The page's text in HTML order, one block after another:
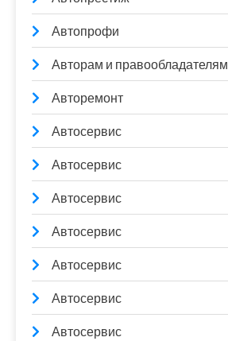
Автопрофи
Авторам и правообладателям
Авторемонт
Автосервис
Автосервис
Автосервис
Автосервис
Автосервис
Автосервис
Автосервис